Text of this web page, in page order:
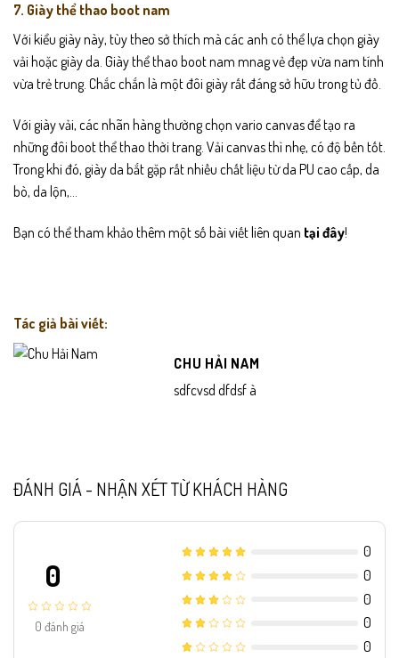
7. Giày thể thao boot nam
Với kiểu giày này, tùy theo sở thích mà các anh có thể lựa chọn giày
vải hoặc giày da. Giày thể thao boot nam mnag vẻ đẹp vừa nam tính
vừa trẻ trung. Chắc chắn là một đôi giày rất đáng sở hữu trong tủ đồ.
Với giày vải, các nhãn hàng thường chọn vario canvas để tạo ra
những đôi boot thể thao thời trang. Vải canvas thì nhẹ, có độ bền tốt.
Trong khi đó, giày da bắt gặp rất nhiều chất liệu từ da PU cao cấp, da
bò, da lộn,…
Bạn có thể tham khảo thêm một số bài viết liên quan tại đây!
Tác giả bài viết:
CHU HẢI NAM
sdfcvsd dfdsf à
ĐÁNH GIÁ - NHẬN XÉT TỪ KHÁCH HÀNG
0
0 đánh giá
0
0
0
0
0